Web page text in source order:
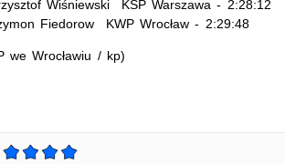
Wiśniewski KSP Warszawa - 2:28:12
Fiedorow KWP Wrocław - 2:29:48
we Wrocławiu / kp)